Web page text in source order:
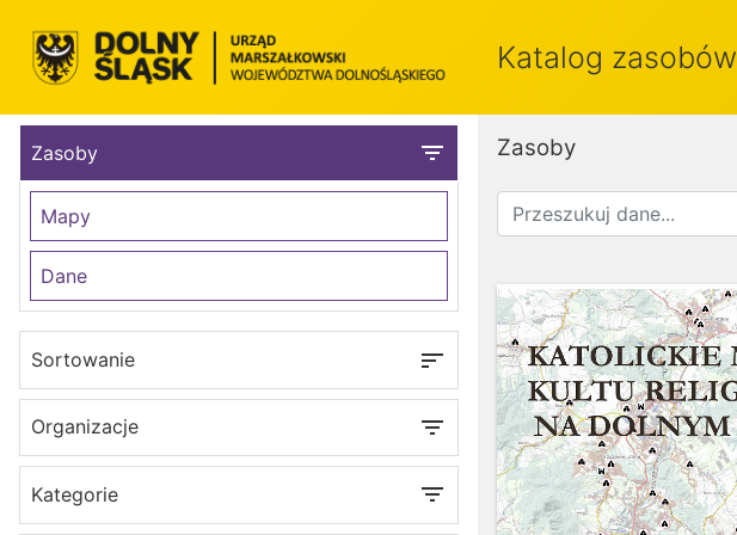
Katalog zasobów
Zasoby filter_list
Mapy
Dane
Sortowanie sort
Organizacje filter_list
Kategorie filter_list
Zasoby